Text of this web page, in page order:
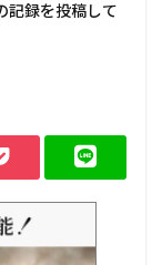
記録を投稿して